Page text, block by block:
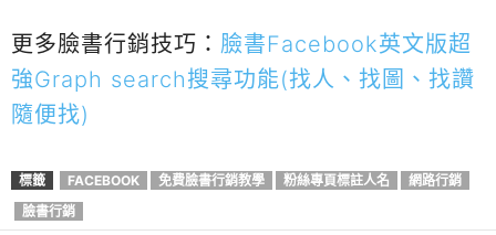
更多臉書行銷技巧： 臉書Facebook英文版超
強Graph search搜尋功能(找人、找圖、找讚
隨便找)
標籤 FACEBOOK 免費臉書行銷教學 粉絲專頁標註人名
網路行銷
臉書行銷